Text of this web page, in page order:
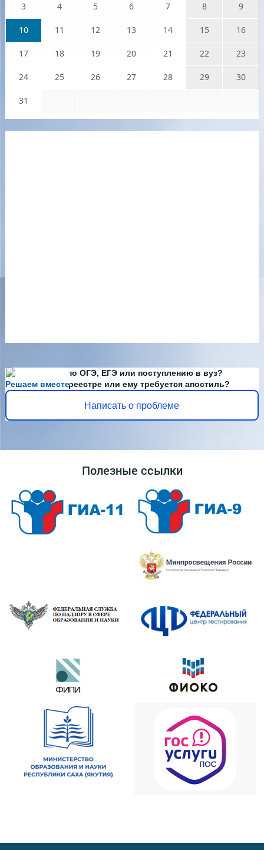
3 4 5 6 7 8 9
10 11 12 13 14 15 16
17 18 19 20 21 22 23
24 25 26 27 28 29 30
31
Решаем вместе
Есть вопросы по ОГЭ, ЕГЭ или поступлению в вуз?
Диплома нет в реестре или ему требуется апостиль?
Написать о проблеме
Полезные ссылки